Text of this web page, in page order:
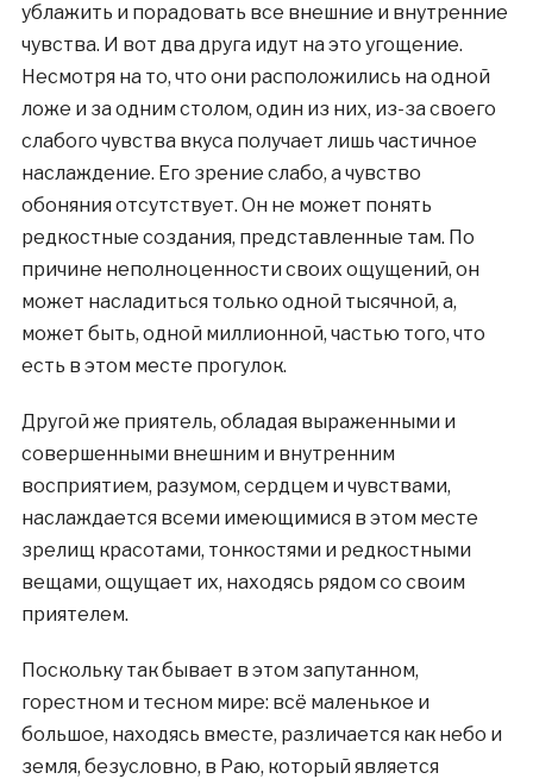
ублажить и порадовать все внешние и внутренние
чувства. И вот два друга идут на это угощение.
Несмотря на то, что они расположились на одной
ложе и за одним столом, один из них, из-за своего
слабого чувства вкуса получает лишь частичное
наслаждение. Его зрение слабо, а чувство
обоняния отсутствует. Он не может понять
редкостные создания, представленные там. По
причине неполноценности своих ощущений, он
может насладиться только одной тысячной, а,
может быть, одной миллионной, частью того, что
есть в этом месте прогулок.
Другой же приятель, обладая выраженными и
совершенными внешним и внутренним
восприятием, разумом, сердцем и чувствами,
наслаждается всеми имеющимися в этом месте
зрелищ красотами, тонкостями и редкостными
вещами, ощущает их, находясь рядом со своим
приятелем.
Поскольку так бывает в этом запутанном,
горестном и тесном мире: всё маленькое и
большое, находясь вместе, различается как небо и
земля, безусловно, в Раю, который является